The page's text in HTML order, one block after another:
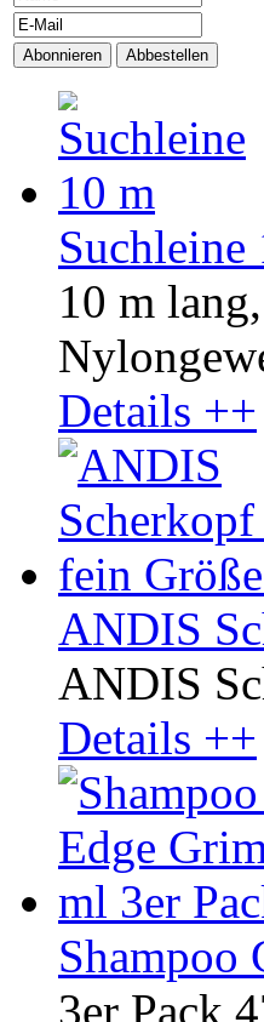
Suchleine
10 m
Details ++
ANDIS
ANDIS
Details ++
Shampoo
3er Pack